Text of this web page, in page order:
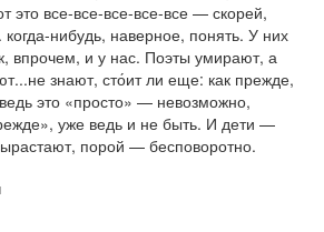
это все-все-все-все-все — скорей,
нибудь, наверное, понять. У них
впрочем, и у нас. Поэты умирают, а
знают, сто́ит ли еще: как прежде,
это «просто» — невозможно,
уже ведь и не быть. И дети —
порой — бесповоротно.